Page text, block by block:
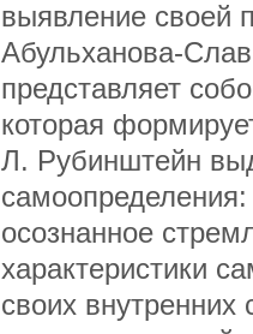
выявление своей
Абульханова-
представляет
которая
Л. Рубинштейн
осознанное
характеристики
своих внутренних